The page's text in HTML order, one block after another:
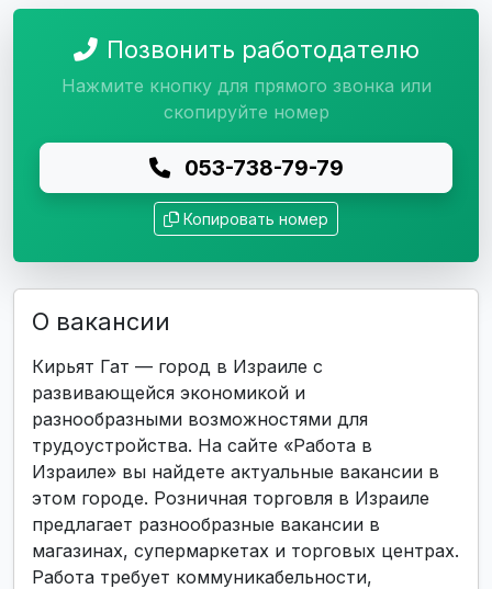
Позвонить работодателю
Нажмите кнопку для прямого звонка или
скопируйте номер
053-738-79-79
Копировать номер
О вакансии
Кирьят Гат — город в Израиле с
развивающейся экономикой и
разнообразными возможностями для
трудоустройства. На сайте «Работа в
Израиле» вы найдете актуальные вакансии в
этом городе. Розничная торговля в Израиле
предлагает разнообразные вакансии в
магазинах, супермаркетах и торговых центрах.
Работа требует коммуникабельности,